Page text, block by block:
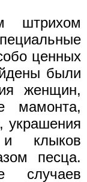
штрихом
ценных
были
женщин,
мамонта,
украшения
клыков
песца.